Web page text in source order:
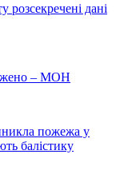
дані
– МОН
пожежа у
балістику